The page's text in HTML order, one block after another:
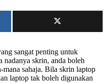
sangat penting untuk
nadanya skrin, anda boleh
mana sahaja. Bila skrin laptop
laptop tak boleh digunakan